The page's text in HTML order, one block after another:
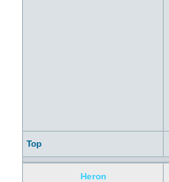
Top
Heron